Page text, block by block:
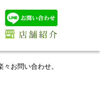
お問い合わせ。